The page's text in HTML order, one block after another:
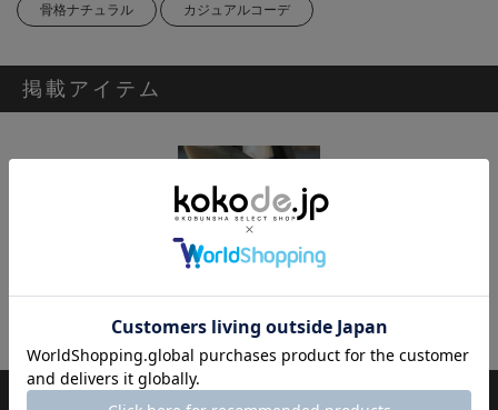
骨格ナチュラル カジュアルコーデ
掲載アイテム
16,500円
スタッフのその他のコーディネート